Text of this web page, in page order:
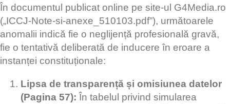
În documentul publicat online pe site-ul G4Media.ro
(„ICCJ-Note-si-anexe_510103.pdf”), următoarele
anomalii indică fie o neglijență profesională gravă,
fie o tentativă deliberată de inducere în eroare a
instanței constituționale:
Lipsa de transparență și omisiunea datelor
(Pagina 57): În tabelul privind simularea